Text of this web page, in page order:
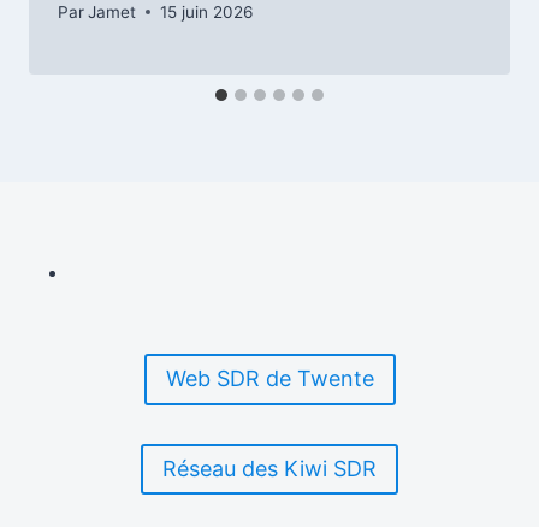
ParJamet 15 juin 2026
Web SDR de Twente
Réseau des Kiwi SDR